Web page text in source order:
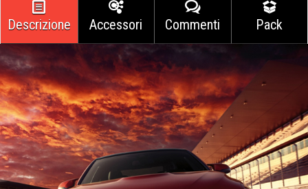
Descrizione Accessori Commenti Pack